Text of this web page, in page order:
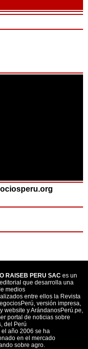
RAISEB PERU SAC es un
que desarrolla una
medios
entre ellos la Revista
versión impresa,
website y ArándanosPerú.pe,
portal de noticias sobre
del Perú
el año 2006 se ha
en el mercado
sobre agro.